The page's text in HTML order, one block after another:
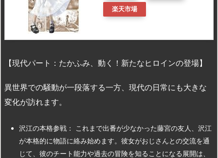
楽天市場
【現代パート：たかふみ、動く！新たなヒロインの登場】
異世界での騒動が一段落する一方、現代の日常にも大きな
変化が訪れます。
沢江の本格参戦： これまで出番が少なかった藤宮の友人、沢江
が本格的に物語に絡み始めます。彼女がおじさんとの交流を通
じて、彼のチート能力や過去の冒険を知ることになる展開は、